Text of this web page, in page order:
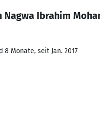
Ibrahim
8 Monate, seit Jan. 2017